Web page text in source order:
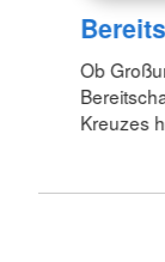
Ob
Kreuzes